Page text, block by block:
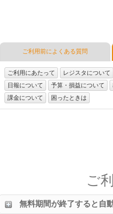
ご利用前によくある質問
ご利用にあたって レジスタについて
日報について 予算・損益について
課金について 困ったときは
ご
無料期間が終了すると自